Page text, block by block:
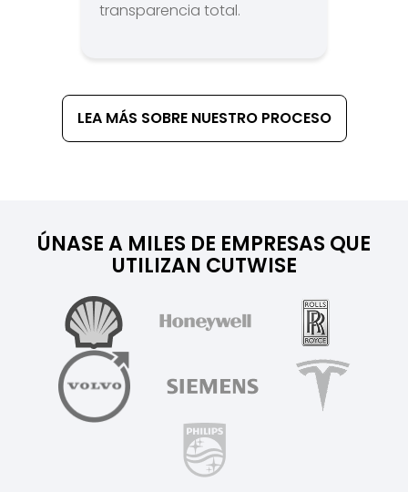
transparencia total.
LEA MÁS SOBRE NUESTRO PROCESO
ÚNASE A MILES DE EMPRESAS QUE
UTILIZAN CUTWISE